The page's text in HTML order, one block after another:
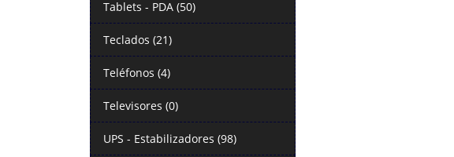
Tablets - PDA (50)
Teclados (21)
Teléfonos (4)
Televisores (0)
UPS - Estabilizadores (98)